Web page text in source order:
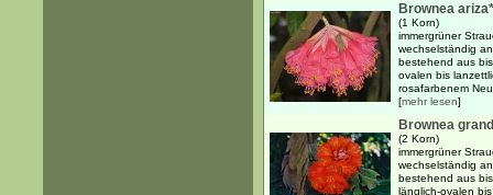
Brownea
(1 Korn)
immergrüner
wechselständig
bestehend aus
ovalen bis
rosafarbenem
[mehr lesen]
Brownea
(2 Korn)
immergrüner
wechselständig
bestehend aus
länglich-ovalen